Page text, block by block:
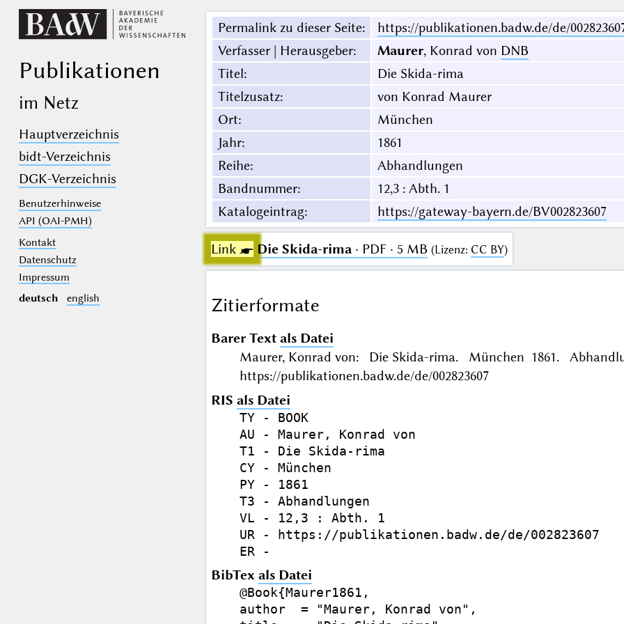
Publikationen
im Netz
Hauptverzeichnis
bidt-Verzeichnis
DGK-Verzeichnis
Benutzerhinweise
API (OAI-PMH)
Kontakt
Datenschutz
Impressum
deutsch
english
Permalink zu dieser Seite:
https://publikationen.badw.de/de/
Verfasser | Herausgeber: Maurer, Konrad von DNB
Titel:
Die Skida-rima
Titelzusatz:
von Konrad Maurer
Ort:
München
Jahr:
1861
Reihe:
Abhandlungen
Bandnummer:
12,3 : Abth. 1
Katalogeintrag: https://gateway-bayern.de/BV002823607
Link ☛ Die Skida-rima· PDF · 5 MB (Lizenz: CC BY)
Zitierformate
Barer Text als Datei
Maurer, Konrad von: Die Skida-rima. München 1861.
https://publikationen.badw.de/de/002823607
RIS als Datei
TY - BOOK
AU - Maurer, Konrad von
T1 - Die Skida-rima
CY - München
PY - 1861
T3 - Abhandlungen
VL - 12,3 : Abth. 1
UR - https://publikationen.badw.de/de/002823607
BibTex als Datei
@Book{Maurer1861,
author  = "Maurer, Konrad von",